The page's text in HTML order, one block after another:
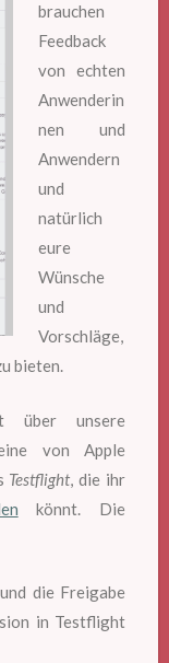
brauchen
Feedback
von echten
Anwenderin
nen und
Anwendern
und
natürlich
eure
Wünsche
und
Vorschläge,
bieten.
über unsere
von Apple
Testflight, die ihr
könnt. Die
die Freigabe
in Testflight